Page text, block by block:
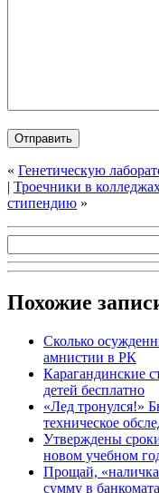
« Генетическую
| Троечники в
стипендию »
Похожие
Сколько
амнистии в РК
Карагандинские
детей бесплатно
«Лед тронулся!»
техническое
Утверждены
новом учебном
Прощай,
сумму в